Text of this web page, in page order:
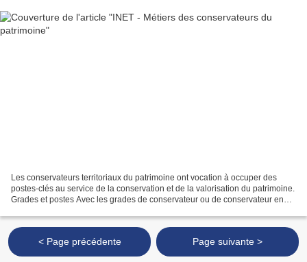
Les conservateurs territoriaux du patrimoine ont vocation à occuper des
postes-clés au service de la conservation et de la valorisation du patrimoine.
Grades et postes Avec les grades de conservateur ou de conservateur en
< Page précédente Page suivante >